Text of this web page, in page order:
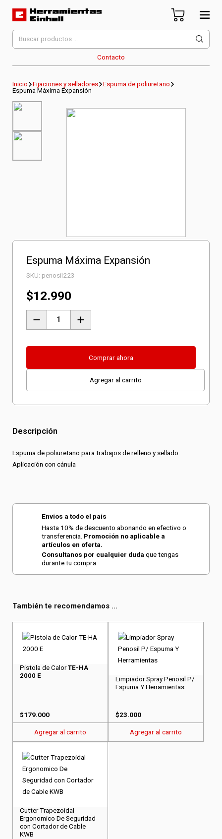
Herramientas Einhell
Distribuidor Oficial
Contacto
Buscar
por:
Inicio Fijaciones y selladores
Espuma de poliuretano
Espuma Máxima Expansión
Espuma Máxima Expansión
SKU: penosil223
$12.990
Máxima
Comprar ahora
Agregar al carrito
Descripción
Espuma de poliuretano para trabajos de relleno y sellado.
Aplicación con cánula
Envíos a todo el país
Hasta 10% de descuento abonando en efectivo o
transferencia. Promoción no aplicable a
artículos en oferta.
Consultanos por cualquier duda que tengas
durante tu compra
También te recomendamos ...
Pistola de CalorTE-HA
2000 E
$179.000
Agregar al carrito
Limpiador Spray Penosil P/
Espuma Y Herramientas
$23.000
Agregar al carrito
Cutter Trapezoidal
Ergonomico De Seguridad
con Cortador de Cable
KWB